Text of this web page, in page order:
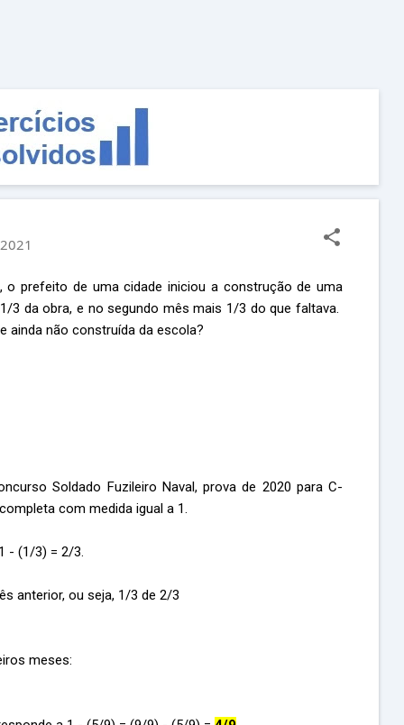
o prefeito de uma cidade iniciou a construção de uma
da obra, e no segundo mês mais 1/3 do que faltava.
ainda não construída da escola?
Soldado Fuzileiro Naval, prova de 2020 para C-
com medida igual a 1.
- (1/3) = 2/3.
anterior, ou seja, 1/3 de 2/3
meses: